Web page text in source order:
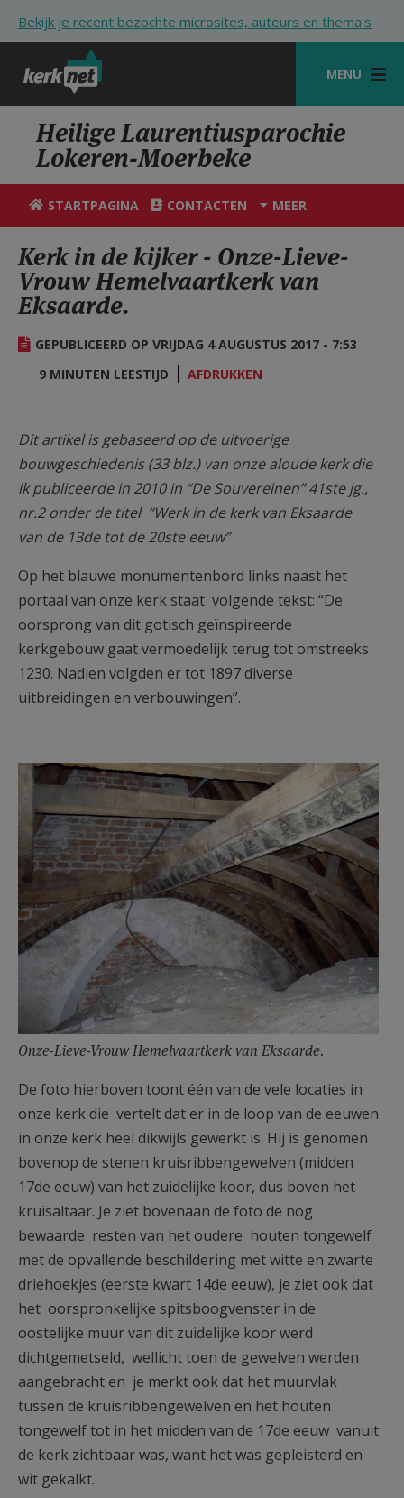
Bekijk je recent bezochte microsites, auteurs en thema's
MENU
STARTPAGINA
KERK
VIERINGEN
ZOEKEN
HULP
STARTPAGINA PORTAAL
MIJN PAROCHIE
Heilige Laurentiusparochie
Lokeren-Moerbeke
STARTPAGINA CONTACTEN MEER
Kerk in de kijker - Onze-Lieve-
Vrouw Hemelvaartkerk van
Eksaarde.
GEPUBLICEERD OP VRIJDAG 4 AUGUSTUS 2017 - 7:53
9 MINUTEN LEESTIJD
AFDRUKKEN
Dit artikel is gebaseerd op de uitvoerige
bouwgeschiedenis (33 blz.) van onze aloude kerk die
ik publiceerde in 2010 in “De Souvereinen” 41ste jg.,
nr.2 onder de titel “Werk in de kerk van Eksaarde
van de 13de tot de 20ste eeuw”
Op het blauwe monumentenbord links naast het
portaal van onze kerk staat volgende tekst: “De
oorsprong van dit gotisch geïnspireerde
kerkgebouw gaat vermoedelijk terug tot omstreeks
1230. Nadien volgden er tot 1897 diverse
uitbreidingen en verbouwingen”.
Onze-Lieve-Vrouw Hemelvaartkerk van Eksaarde.
De foto hierboven toont één van de vele locaties in
onze kerk die vertelt dat er in de loop van de eeuwen
in onze kerk heel dikwijls gewerkt is. Hij is genomen
bovenop de stenen kruisribbengewelven (midden
17de eeuw) van het zuidelijke koor, dus boven het
kruisaltaar. Je ziet bovenaan de foto de nog
bewaarde resten van het oudere houten tongewelf
met de opvallende beschildering met witte en zwarte
driehoekjes (eerste kwart 14de eeuw), je ziet ook dat
het oorspronkelijke spitsboogvenster in de
oostelijke muur van dit zuidelijke koor werd
dichtgemetseld, wellicht toen de gewelven werden
aangebracht en je merkt ook dat het muurvlak
tussen de kruisribbengewelven en het houten
tongewelf tot in het midden van de 17de eeuw vanuit
de kerk zichtbaar was, want het was gepleisterd en
wit gekalkt.